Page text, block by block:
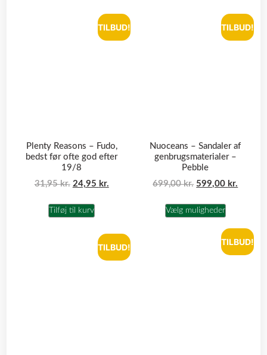
TILBUD!
Plenty Reasons – Fudo,
bedst før ofte god efter
19/8
31,95kr. 24,95 kr.
Tilføj til kurv
TILBUD!
Nuoceans – Sandaler af
genbrugsmaterialer –
Pebble
699,00kr. 599,00 kr.
Vælg muligheder
TILBUD!
TILBUD!